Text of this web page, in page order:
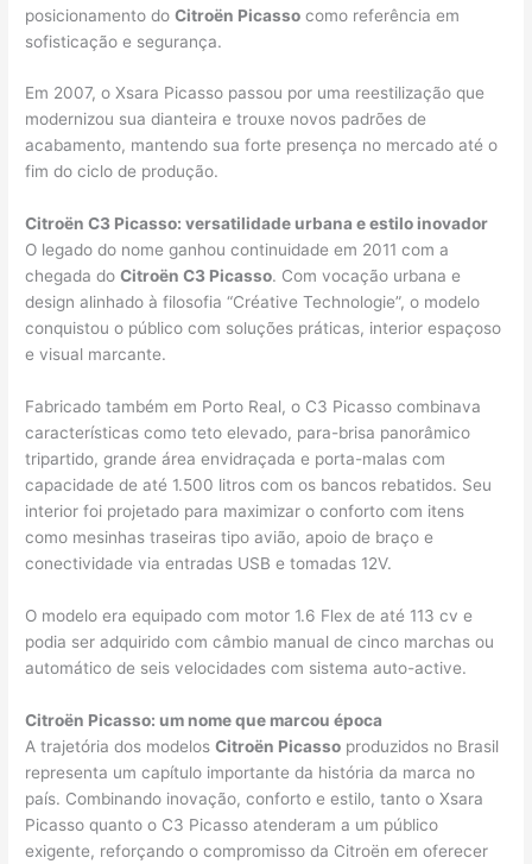
posicionamento doCitroën Picasso como referência em
sofisticação e segurança.
Em 2007, o Xsara Picasso passou por uma reestilização que
modernizou sua dianteira e trouxe novos padrões de
acabamento, mantendo sua forte presença no mercado até o
fim do ciclo de produção.
Citroën C3 Picasso: versatilidade urbana e estilo inovador
O legado do nome ganhou continuidade em 2011 com a
chegada doCitroën C3 Picasso. Com vocação urbana e
design alinhado à filosofia “Créative Technologie”, o modelo
conquistou o público com soluções práticas, interior espaçoso
e visual marcante.
Fabricado também em Porto Real, o C3 Picasso combinava
características como teto elevado, para-brisa panorâmico
tripartido, grande área envidraçada e porta-malas com
capacidade de até 1.500 litros com os bancos rebatidos. Seu
interior foi projetado para maximizar o conforto com itens
como mesinhas traseiras tipo avião, apoio de braço e
conectividade via entradas USB e tomadas 12V.
O modelo era equipado com motor 1.6 Flex de até 113 cv e
podia ser adquirido com câmbio manual de cinco marchas ou
automático de seis velocidades com sistema auto-active.
Citroën Picasso: um nome que marcou época
A trajetória dos modelosCitroën Picasso produzidos no Brasil
representa um capítulo importante da história da marca no
país. Combinando inovação, conforto e estilo, tanto o Xsara
Picasso quanto o C3 Picasso atenderam a um público
exigente, reforçando o compromisso da Citroën em oferecer